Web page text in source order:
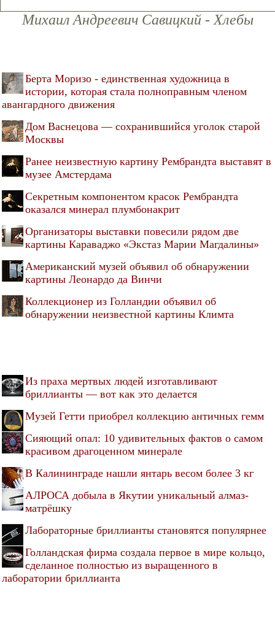
Михаил Андреевич Савицкий - Хлебы
Берта Моризо - единственная художница в
истории, которая стала полноправным членом
авангардного движения
Дом Васнецова — сохранившийся уголок старой
Москвы
Ранее неизвестную картину Рембрандта выставят в
музее Амстердама
Секретным компонентом красок Рембрандта
оказался минерал плумбонакрит
Организаторы выставки повесили рядом две
картины Караваджо «Экстаз Марии Магдалины»
Американский музей объявил об обнаружении
картины Леонардо да Винчи
Коллекционер из Голландии объявил об
обнаружении неизвестной картины Климта
Из праха мертвых людей изготавливают
бриллианты — вот как это делается
Музей Гетти приобрел коллекцию античных гемм
Сияющий опал: 10 удивительных фактов о самом
красивом драгоценном минерале
В Калининграде нашли янтарь весом более 3 кг
АЛРОСА добыла в Якутии уникальный алмаз-
матрёшку
Лабораторные бриллианты становятся популярнее
Голландская фирма создала первое в мире кольцо,
сделанное полностью из выращенного в
лаборатории бриллианта